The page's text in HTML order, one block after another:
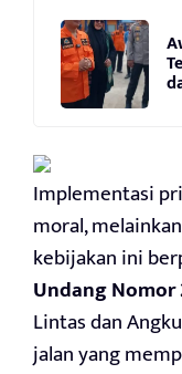
Implementasi
moral,
kebijakan ini
Undang Nomor
Lintas dan
jalan yang